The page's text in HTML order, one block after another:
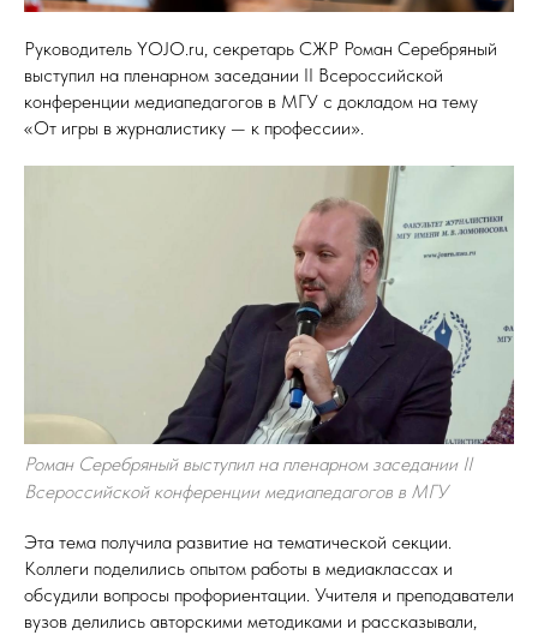
Руководитель YOJO.ru, секретарь СЖР Роман Серебряный
выступил на пленарном заседании II Всероссийской
конференции медиапедагогов в МГУ с докладом на тему
«От игры в журналистику — к профессии».
Роман Серебряный выступил на пленарном заседании II
Всероссийской конференции медиапедагогов в МГУ
Эта тема получила развитие на тематической секции.
Коллеги поделились опытом работы в медиаклассах и
обсудили вопросы профориентации. Учителя и преподаватели
вузов делились авторскими методиками и рассказывали,